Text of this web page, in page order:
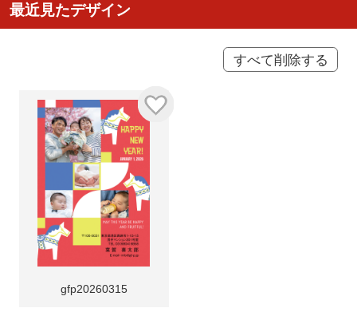
最近見たデザイン
すべて削除する
gfp20260315